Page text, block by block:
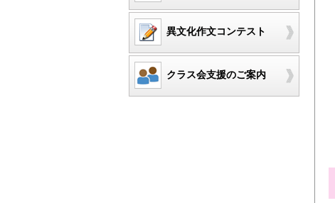
異文化作文コンテスト
クラス会支援のご案内